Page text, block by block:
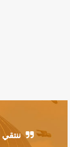
ننتقي